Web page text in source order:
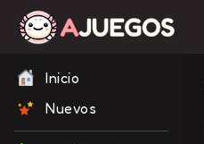
Inicio
Nuevos